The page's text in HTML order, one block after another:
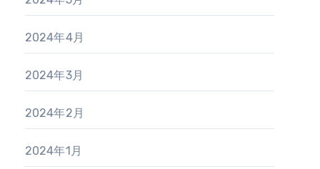
2024年4月
2024年3月
2024年2月
2024年1月